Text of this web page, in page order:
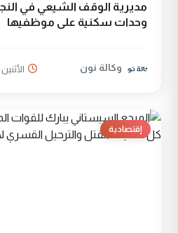
مديرية الوقف الشيعي في
وحدات سكنية على موظفيها
وكالة نون الأثنين 04 كانون الثاني 2016
إقتصادية